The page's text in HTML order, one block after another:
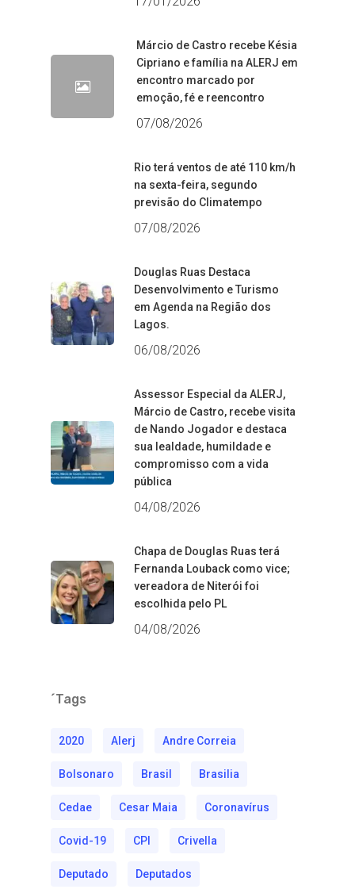
Márcio de Castro recebe Késia
Cipriano e família na ALERJ em
encontro marcado por
emoção, fé e reencontro
07/08/2026
Rio terá ventos de até 110 km/h
na sexta-feira, segundo
previsão do Climatempo
07/08/2026
Douglas Ruas Destaca
Desenvolvimento e Turismo
em Agenda na Região dos
Lagos.
06/08/2026
Assessor Especial da ALERJ,
Márcio de Castro, recebe visita
de Nando Jogador e destaca
sua lealdade, humildade e
compromisso com a vida
pública
04/08/2026
Chapa de Douglas Ruas terá
Fernanda Louback como vice;
vereadora de Niterói foi
escolhida pelo PL
04/08/2026
´Tags
2020 Alerj Andre Correia
Bolsonaro Brasil Brasilia
Cedae Cesar Maia Coronavírus
Covid-19 CPI Crivella
Deputado Deputados